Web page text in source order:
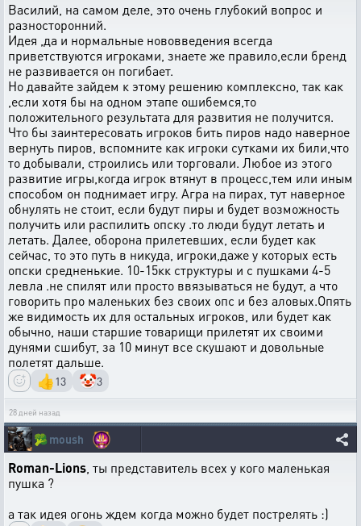
Василий, на самом деле, это очень глубокий вопрос и
разносторонний.
Идея ,да и нормальные нововведения всегда
приветствуются игроками, знаете же правило,если бренд
не развивается он погибает.
Но давайте зайдем к этому решению комплексно, так как
,если хотя бы на одном этапе ошибемся,то
положительного результата для развития не получится.
Что бы заинтересовать игроков бить пиров надо наверное
вернуть пиров, вспомните как игроки сутками их били,что
то добывали, строились или торговали. Любое из этого
развитие игры,когда игрок втянут в процесс,тем или иным
способом он поднимает игру. Агра на пирах, тут наверное
обнулять не стоит, если будут пиры и будет возможность
получить или распилить опску .то люди будут летать и
летать. Далее, оборона прилетевших, если будет как
сейчас, то это путь в никуда, игроки,даже у которых есть
опски средненькие. 10-15кк структуры и с пушками 4-5
левла .не спилят или просто ввязываться не будут, а что
говорить про маленьких без своих опс и без аловых.Опять
же видимость их для остальных игроков, или будет как
обычно, наши старшие товарищи прилетят их своими
дунями сшибут, за 10 минут все скушают и довольные
полетят дальше.
👍13 🤡3
28 дней назад
🥦moush
Roman-Lions, ты представитель всех у кого маленькая
пушка ?
а так идея огонь ждем когда можно будет пострелять :)